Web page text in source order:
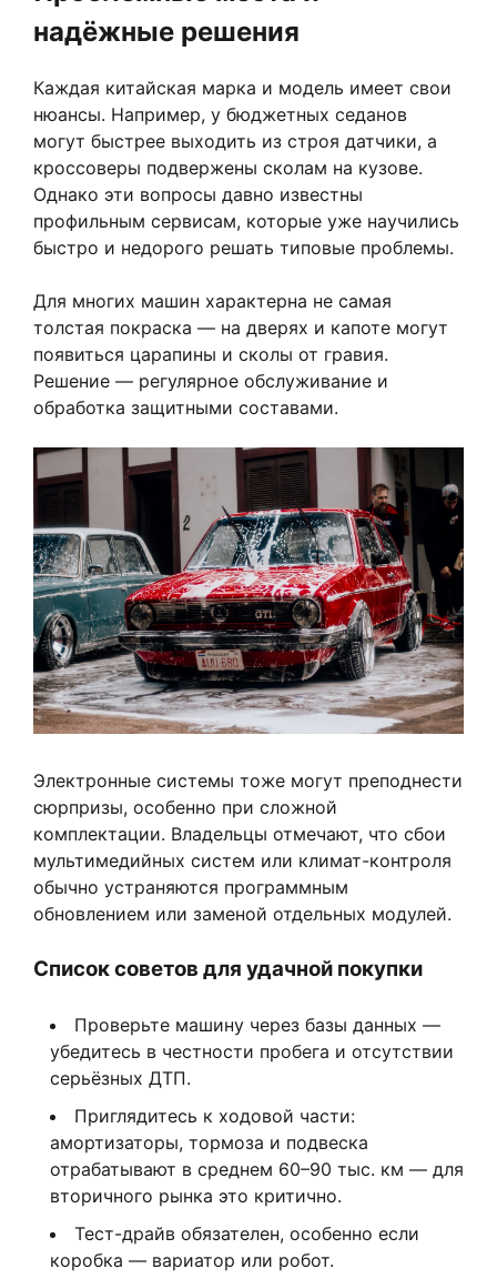
надёжные решения
Каждая китайская марка и модель имеет свои
нюансы. Например, у бюджетных седанов
могут быстрее выходить из строя датчики, а
кроссоверы подвержены сколам на кузове.
Однако эти вопросы давно известны
профильным сервисам, которые уже научились
быстро и недорого решать типовые проблемы.
Для многих машин характерна не самая
толстая покраска — на дверях и капоте могут
появиться царапины и сколы от гравия.
Решение — регулярное обслуживание и
обработка защитными составами.
Электронные системы тоже могут преподнести
сюрпризы, особенно при сложной
комплектации. Владельцы отмечают, что сбои
мультимедийных систем или климат-контроля
обычно устраняются программным
обновлением или заменой отдельных модулей.
Список советов для удачной покупки
Проверьте машину через базы данных —
убедитесь в честности пробега и отсутствии
серьёзных ДТП.
Приглядитесь к ходовой части:
амортизаторы, тормоза и подвеска
отрабатывают в среднем 60–90 тыс. км — для
вторичного рынка это критично.
Тест-драйв обязателен, особенно если
коробка — вариатор или робот.